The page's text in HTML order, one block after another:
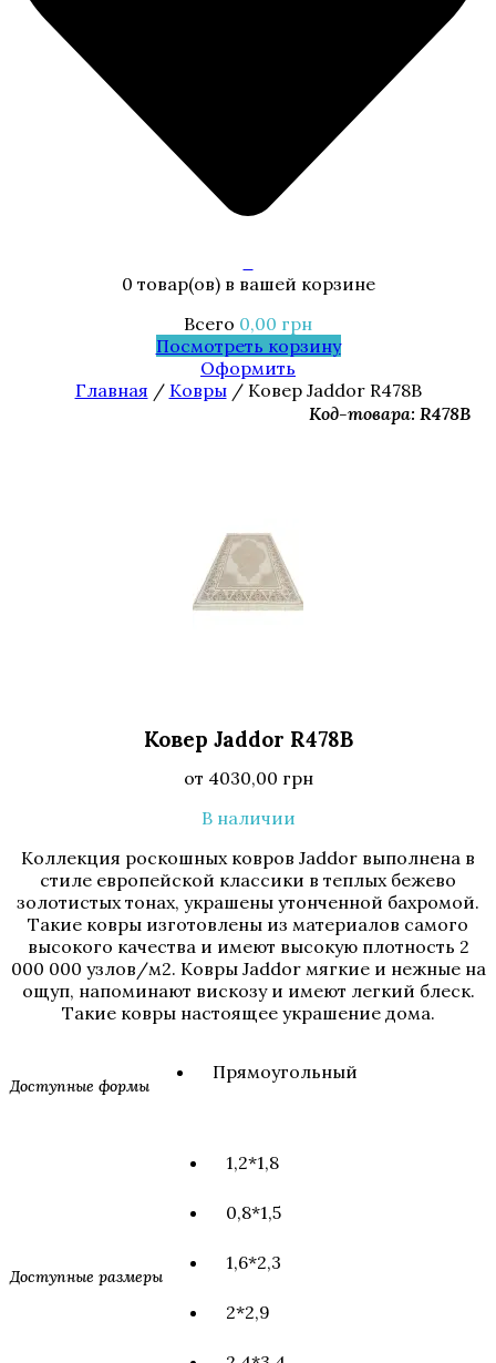
0 товар(ов)в вашей корзине
Всего 0,00 грн
Посмотреть корзину
Оформить
Главная / Ковры/ Ковер Jaddor R478B
Код-товара: R478B
Ковер Jaddor R478B
от 4030,00 грн
В наличии
Коллекция роскошных ковров Jaddor выполнена в
стиле европейской классики в теплых бежево
золотистых тонах, украшены утонченной бахромой.
Такие ковры изготовлены из материалов самого
высокого качества и имеют высокую плотность 2
000 000 узлов/м2. Ковры Jaddor мягкие и нежные на
ощуп, напоминают вискозу и имеют легкий блеск.
Такие ковры настоящее украшение дома.
Доступные формы
Прямоугольный
Доступные размеры
1,2*1,8
0,8*1,5
1,6*2,3
2*2,9